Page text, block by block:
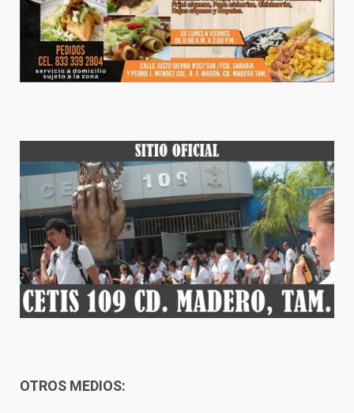
OTROS MEDIOS: